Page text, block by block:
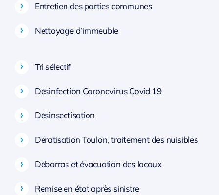
Entretien des parties communes
Nettoyage d’immeuble
Tri sélectif
Désinfection Coronavirus Covid 19
Désinsectisation
Dératisation Toulon, traitement des nuisibles
Débarras et évacuation des locaux
Remise en état après sinistre